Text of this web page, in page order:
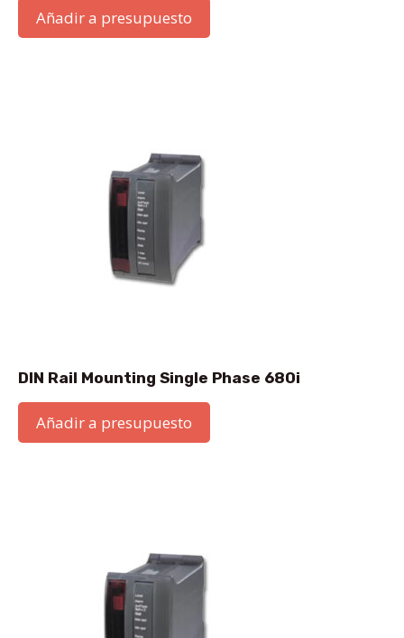
Añadir a presupuesto
DIN Rail Mounting Single Phase 680i
Añadir a presupuesto